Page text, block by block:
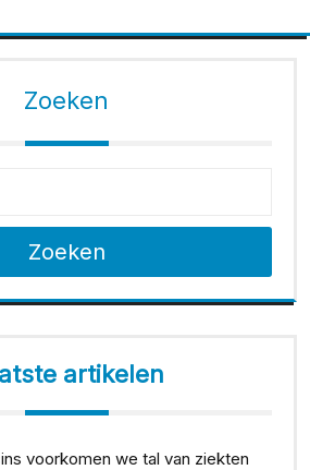
Zoeken
Zoeken
artikelen
voorkomen we tal van ziekten